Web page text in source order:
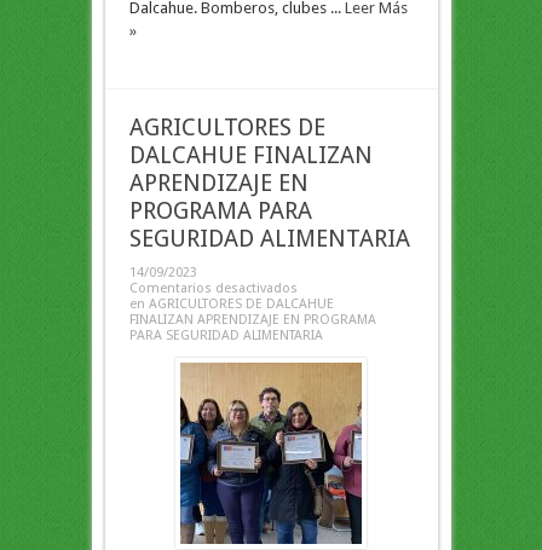
Dalcahue. Bomberos, clubes ... Leer Más
»
AGRICULTORES DE
DALCAHUE FINALIZAN
APRENDIZAJE EN
PROGRAMA PARA
SEGURIDAD ALIMENTARIA
14/09/2023
Comentarios desactivados
en AGRICULTORES DE DALCAHUE
FINALIZAN APRENDIZAJE EN PROGRAMA
PARA SEGURIDAD ALIMENTARIA